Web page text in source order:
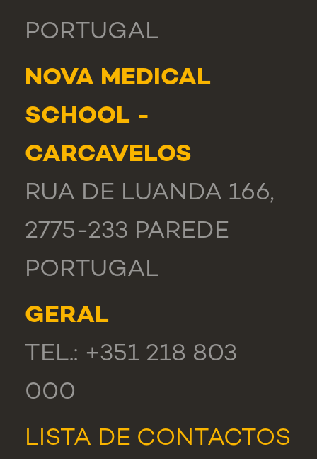
PORTUGAL
NOVA MEDICAL
SCHOOL -
CARCAVELOS
RUA DE LUANDA 166,
2775-233 PAREDE
PORTUGAL
GERAL
TEL.: +351 218 803
000
LISTA DE CONTACTOS